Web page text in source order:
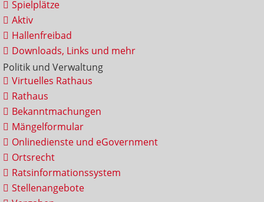
Spielplätze
Aktiv
Hallenfreibad
Downloads, Links und mehr
Politik und Verwaltung
Virtuelles Rathaus
Rathaus
Bekanntmachungen
Mängelformular
Onlinedienste und eGovernment
Ortsrecht
Ratsinformationssystem
Stellenangebote